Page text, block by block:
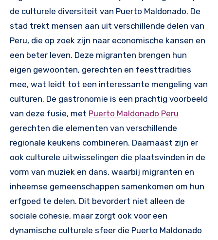
de culturele diversiteit van Puerto Maldonado. De
stad trekt mensen aan uit verschillende delen van
Peru, die op zoek zijn naar economische kansen en
een beter leven. Deze migranten brengen hun
eigen gewoonten, gerechten en feesttradities
mee, wat leidt tot een interessante mengeling van
culturen. De gastronomie is een prachtig voorbeeld
van deze fusie, met Puerto Maldonado Peru
gerechten die elementen van verschillende
regionale keukens combineren. Daarnaast zijn er
ook culturele uitwisselingen die plaatsvinden in de
vorm van muziek en dans, waarbij migranten en
inheemse gemeenschappen samenkomen om hun
erfgoed te delen. Dit bevordert niet alleen de
sociale cohesie, maar zorgt ook voor een
dynamische culturele sfeer die Puerto Maldonado